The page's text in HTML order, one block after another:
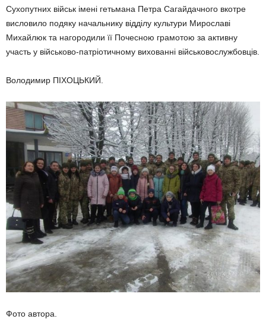
Сухопутних військ імені гетьмана Петра Сагайдачного вкотре
висловило подяку начальнику відділу культури Мирославі
Михайлюк та нагородили її Почесною грамотою за активну
участь у військово-патріотичному вихованні військовослужбовців.
Володимир ПІХОЦЬКИЙ.
Фото автора.